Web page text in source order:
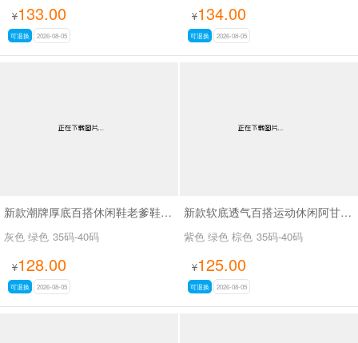
¥133.00
可退换 2026-08-05
¥134.00
可退换 2026-08-05
新款潮牌厚底百搭休闲鞋老爹鞋SA26773
灰色 绿色 35码-40码
¥128.00
可退换 2026-08-05
新款软底透气百搭运动休闲阿甘鞋SA2691-1 紫色无现货接订货
紫色 绿色 棕色 35码-40码
¥125.00
可退换 2026-08-05